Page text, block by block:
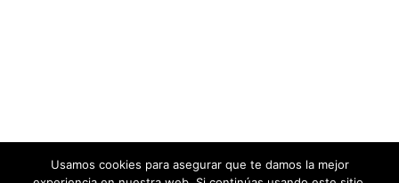
Usamos cookies para asegurar que te damos la mejor